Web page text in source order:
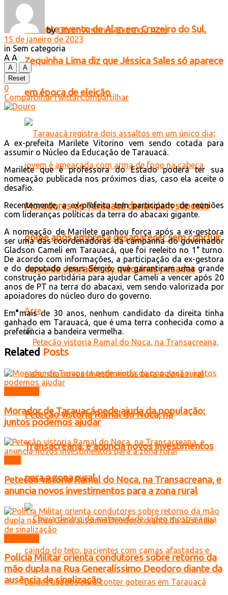
Durante evento de Alan em Cruzeiro do Sul,
Zequinha Lima diz que Jéssica Sales só aparece
em época de eleição
Moradores de Tarauacá denunciam suposto
golpe após empresa desaparecer sem concluir
curso de operador de máquinas pesadas
Acre
Petecão vistoria Ramal do Noca, na
Transacreana, e anuncia novos investimentos
para a zona rural
by Gilson Amorim, Extra do Acre
15 de janeiro de 2023
in Sem categoria
A A
A
A
Reset
0
CompartilharTwittarCompartilhar
A ex-prefeita Marilete Vitorino vem sendo cotada para
assumir o Núcleo da Educação de Tarauacá.
Marilete que é professora do Estado poderá ter sua
nomeação publicada nos próximos dias, caso ela aceite o
desafio.
Recentemente, a ex-prefeita tem participado de reuniões
com lideranças políticas da terra do abacaxi gigante.
A nomeação de Marilete ganhou força após a ex-gestora
ser uma das coordenadoras da campanha do governador
Gladson Cameli em Tarauacá, que foi reeleito no 1° turno.
De acordo com informações, a participação da ex-gestora
e do deputado Jesus Sérgio, que garantiram uma grande
construção partidária para ajudar Cameli a vencer após 20
anos de PT na terra do abacaxi, vem sendo valorizada por
apoiadores do núcleo duro do governo.
Em mais de 30 anos, nenhum candidato da direita tinha
ganhado em Tarauacá, que é uma terra conhecida como a
preferência a bandeira vermelha.
Related Posts
Morador de Tarauacá pede ajuda da população;
juntos podemos ajudar
Petecão vistoria Ramal do Noca, na Transacreana, e
anuncia novos investimentos para a zona rural
Polícia Militar orienta condutores sobre retorno da
mão dupla na Rua Generalíssimo Deodoro diante da
ausência de sinalização